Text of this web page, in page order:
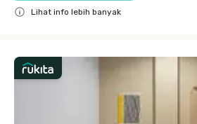
Lihat info lebih banyak